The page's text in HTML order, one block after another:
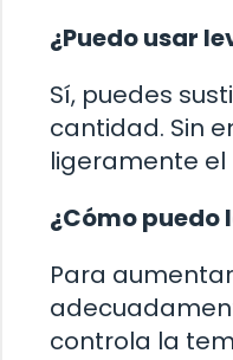
¿Puedo usar
Sí, puedes
cantidad. Sin
ligeramente
¿Cómo puedo
Para
controla la